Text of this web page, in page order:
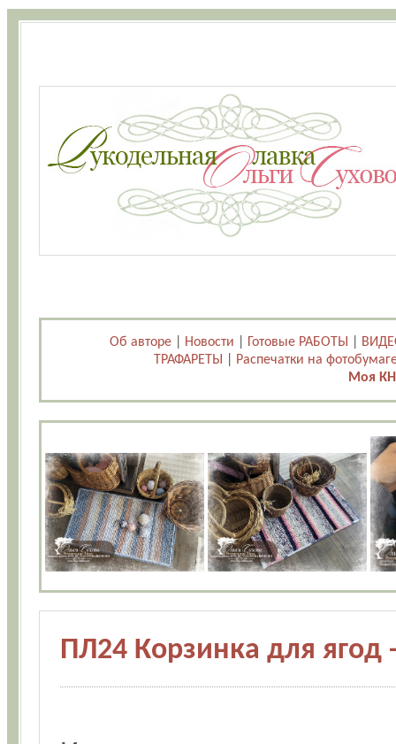
Об авторе Новости Готовые РАБОТЫ
ТРАФАРЕТЫ
Распечатки на
Моя
ПЛ24 Корзинка для ягод